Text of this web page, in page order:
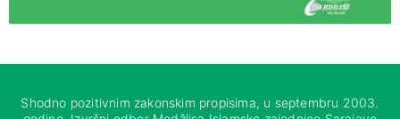
Shodno pozitivnim zakonskim propisima, u septembru 2003.